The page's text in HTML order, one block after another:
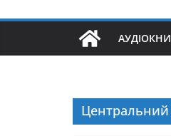
Центральний